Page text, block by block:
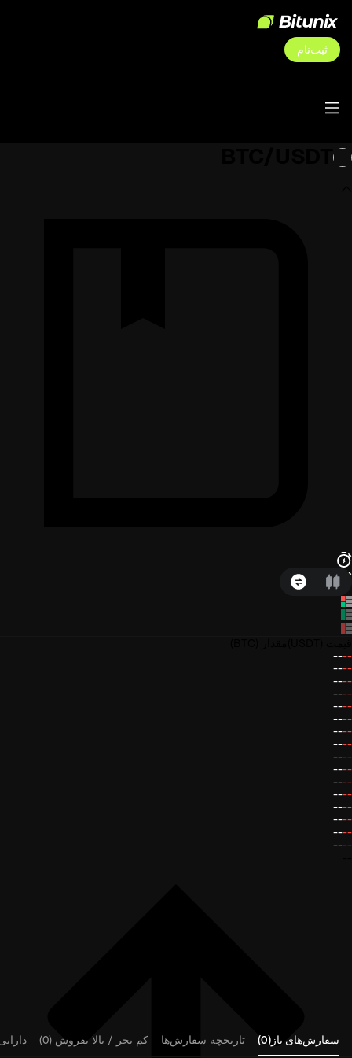
ثبت‌نام
--
--
--
--
--
--
--
--
--
--
--
--
--
--
--
--
--
--
--
--
--
--
--
--
--
--
--
--
--
--
--
--
سفارش‌های باز(0) تاریخچه سفارش‌ها کم بخر / بالا بفروش (0)